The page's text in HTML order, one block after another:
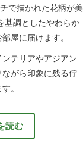
で描かれた花柄が美
基調としたやわらか
屋に届けます。
テリアやアジアン
がら印象に残る佇
。
読む